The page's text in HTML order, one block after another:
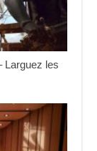
Larguez les